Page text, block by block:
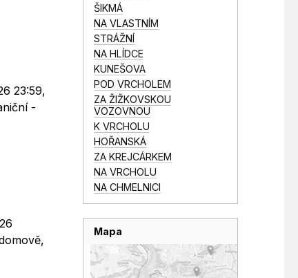
23:59,
-
ŠIKMÁ
NA VLASTNÍM
STRÁŽNÍ
NA HLÍDCE
KUNEŠOVA
POD VRCHOLEM
ZA ŽIŽKOVSKOU
VOZOVNOU
K VRCHOLU
HOŘANSKÁ
ZA KREJCÁRKEM
NA VRCHOLU
NA CHMELNICI
Mapa